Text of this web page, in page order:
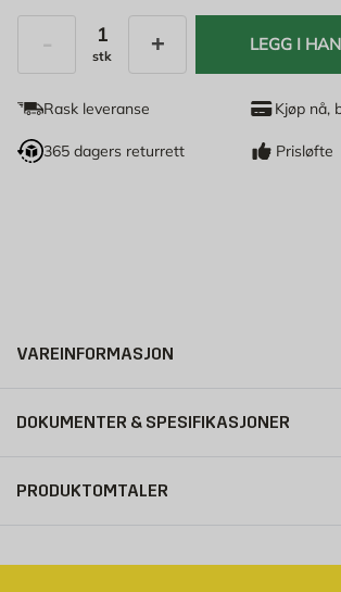
stk
LEGG I
Rask leveranse Kjøp nå,
365 dagers returrett Prisløfte
VAREINFORMASJON
DOKUMENTER & SPESIFIKASJONER
PRODUKTOMTALER